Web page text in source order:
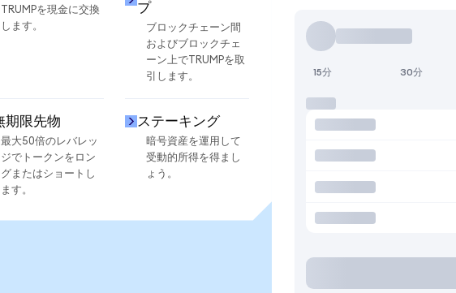
TRUMPを現金に交換
します。
プ
ブロックチェーン間
およびブロックチェ
ーン上でTRUMPを取
引します。
期限先物
最大50倍のレバレッ
ジでトークンをロン
グまたはショートし
ます。
ステーキング
暗号資産を運用して
受動的所得を得まし
ょう。
15分 30分